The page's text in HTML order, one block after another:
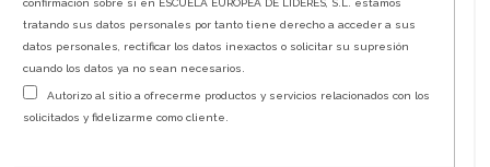
confirmación sobre si en ESCUELA EUROPEA DE LÍDERES, S.L. estamos
tratando sus datos personales por tanto tiene derecho a acceder a sus
datos personales, rectificar los datos inexactos o solicitar su supresión
cuando los datos ya no sean necesarios.
Autorizo al sitio a ofrecerme productos y servicios relacionados con los
solicitados y fidelizarme como cliente.